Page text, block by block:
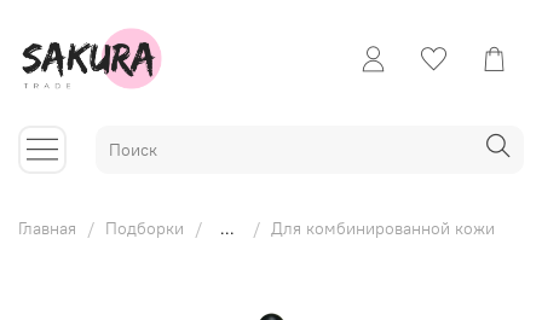
Главная Подборки ... Для комбинированной кожи